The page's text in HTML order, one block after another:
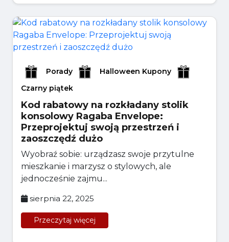
Porady
Halloween Kupony
Czarny piątek
Kod rabatowy na rozkładany stolik
konsolowy Ragaba Envelope:
Przeprojektuj swoją przestrzeń i
zaoszczędź dużo
Wyobraź sobie: urządzasz swoje przytulne
mieszkanie i marzysz o stylowych, ale
jednocześnie zajmu...
sierpnia 22, 2025
Przeczytaj więcej